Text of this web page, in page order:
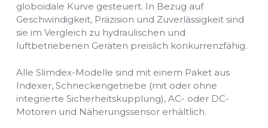
globoidale Kurve gesteuert. In Bezug auf
Geschwindigkeit, Präzision und Zuverlässigkeit sind
sie im Vergleich zu hydraulischen und
luftbetriebenen Geräten preislich konkurrenzfähig.
Alle Slimdex-Modelle sind mit einem Paket aus
Indexer, Schneckengetriebe (mit oder ohne
integrierte Sicherheitskupplung), AC- oder DC-
Motoren und Näherungssensor erhältlich.